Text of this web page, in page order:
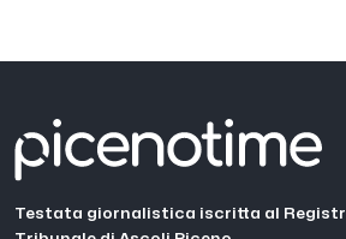
Testata giornalistica iscritta al